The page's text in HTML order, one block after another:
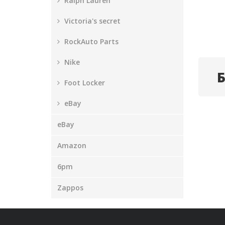
Victoria's secret
RockAuto Parts
Nike
Foot Locker
eBay
eBay
Amazon
6pm
Zappos